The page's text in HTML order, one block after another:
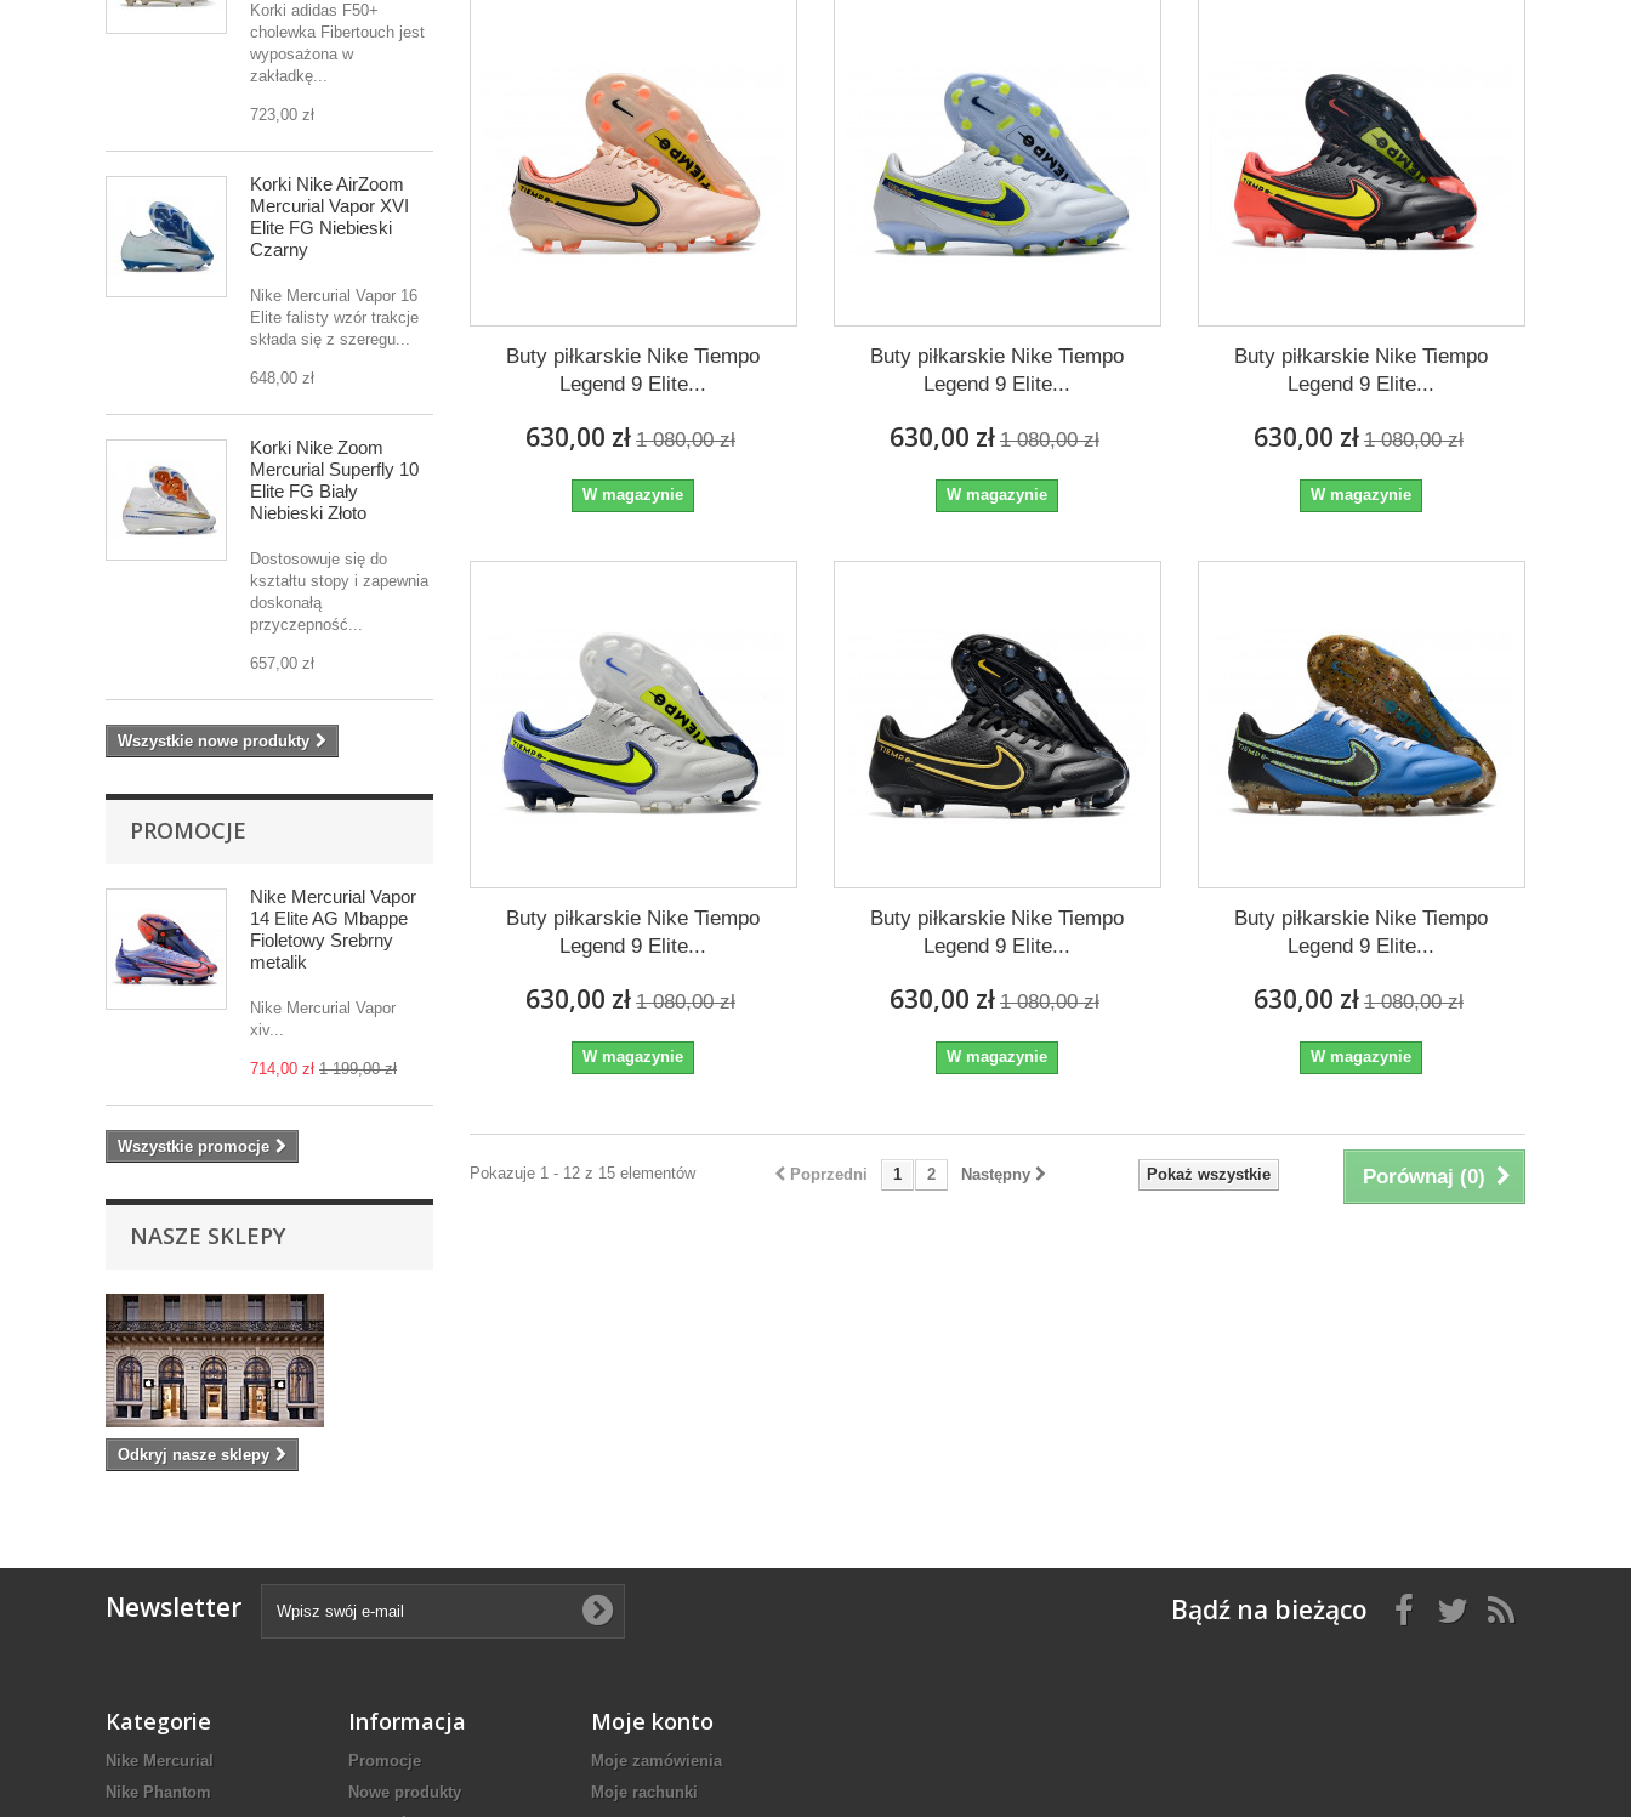
Korki adidas F50+
cholewka Fibertouch jest
wyposażona w
zakładkę...
723,00 zł
Korki Nike AirZoom
Mercurial Vapor XVI
Elite FG Niebieski
Czarny
Nike Mercurial Vapor 16
Elite falisty wzór trakcje
składa się z szeregu...
648,00 zł
Korki Nike Zoom
Mercurial Superfly 10
Elite FG Biały
Niebieski Złoto
Dostosowuje się do
kształtu stopy i zapewnia
doskonałą
przyczepność...
657,00 zł
Wszystkie nowe produkty
PROMOCJE
Nike Mercurial Vapor
14 Elite AG Mbappe
Fioletowy Srebrny
metalik
Nike Mercurial Vapor
xiv...
714,00 zł 1 199,00 zł
Wszystkie promocje
NASZE SKLEPY
Odkryj nasze sklepy
Buty piłkarskie Nike Tiempo
Legend 9 Elite...
630,00 zł 1 080,00 zł
W magazynie
Buty piłkarskie Nike Tiempo
Legend 9 Elite...
630,00 zł 1 080,00 zł
W magazynie
Buty piłkarskie Nike Tiempo
Legend 9 Elite...
630,00 zł 1 080,00 zł
W magazynie
Buty piłkarskie Nike Tiempo
Legend 9 Elite...
630,00 zł 1 080,00 zł
W magazynie
Buty piłkarskie Nike Tiempo
Legend 9 Elite...
630,00 zł 1 080,00 zł
W magazynie
Buty piłkarskie Nike Tiempo
Legend 9 Elite...
630,00 zł 1 080,00 zł
W magazynie
Porównaj (0)
Pokaż wszystkie
Poprzedni 1 2 Następny
Pokazuje 1 - 12 z 15 elementów
Newsletter Bądź na bieżąco
Kategorie
Nike Mercurial
Nike Phantom
Informacja
Promocje
Nowe produkty
Moje konto
Moje zamówienia
Moje rachunki